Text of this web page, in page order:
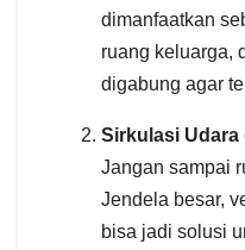
dimanfaatkan
ruang keluarga,
digabung agar
Sirkulasi Udara
Jangan sampai
Jendela besar,
bisa jadi solusi